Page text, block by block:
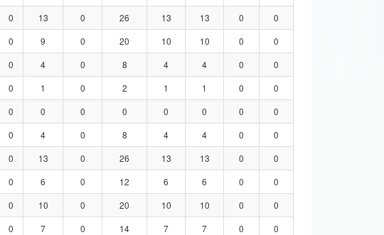
0 13 0 26 13 13 0
0
0 9 0 20 10 10 0
0
0 4 0 8 4 4 0
0
0 1 0 2 1 1 0
0
0 0 0 0 0 0 0
0
0 4 0 8 4 4 0
0
0 13 0 26 13 13 0
0
0 6 0 12 6 6 0
0
0 10 0 20 10 10 0
0
0 7 0 14 7 7 0
0